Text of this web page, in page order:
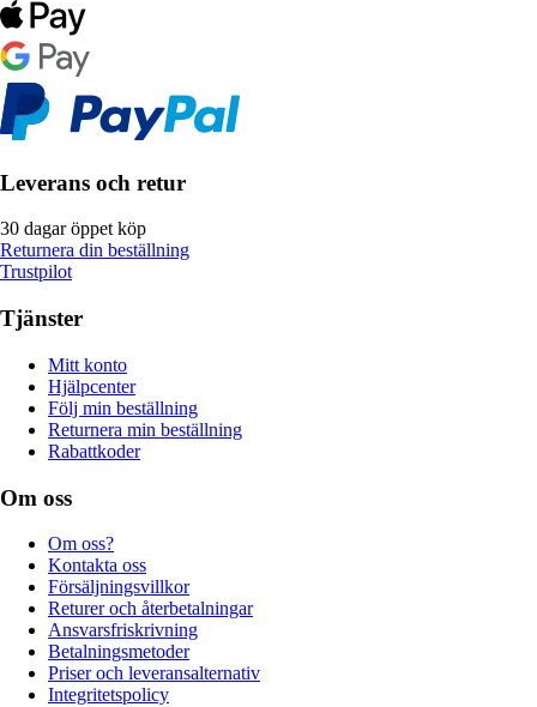
Leverans och retur
30 dagar öppet köp
Returnera din beställning
Trustpilot
Tjänster
Mitt konto
Hjälpcenter
Följ min beställning
Returnera min beställning
Rabattkoder
Om oss
Om oss?
Kontakta oss
Försäljningsvillkor
Returer och återbetalningar
Ansvarsfriskrivning
Betalningsmetoder
Priser och leveransalternativ
Integritetspolicy